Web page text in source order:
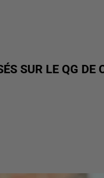
SUR LE QG DE